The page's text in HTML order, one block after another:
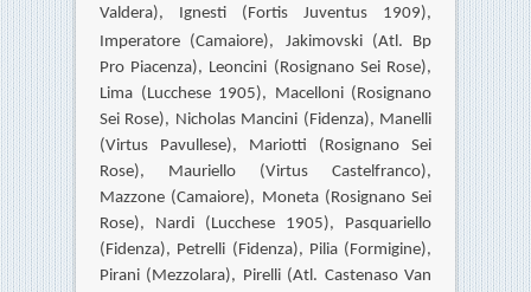
Valdera), Ignesti (Fortis Juventus 1909),
Imperatore (Camaiore),
Jakimovski (Atl. Bp
Pro Piacenza), Leoncini (Rosignano Sei Rose),
Lima (Lucchese 1905), Macelloni (Rosignano
Sei Rose), Nicholas Mancini (Fidenza), Manelli
(Virtus Pavullese), Mariotti (Rosignano Sei
Rose), Mauriello (Virtus Castelfranco),
Mazzone (Camaiore), Moneta (Rosignano Sei
Rose), Nardi (Lucchese 1905), Pasquariello
(Fidenza), Petrelli (Fidenza), Pilia (Formigine),
Pirani (Mezzolara), Pirelli (Atl. Castenaso Van